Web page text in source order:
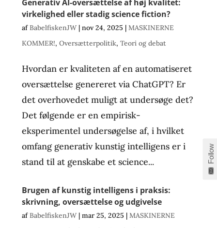
Generativ AI-oversættelse af høj kvalitet:
virkelighed eller stadig science fiction?
afBabelfiskenJW| nov 24, 2025 | MASKINERNE
KOMMER!, Oversætterpolitik, Teori og debat
Hvordan er kvaliteten af en automatiseret
oversættelse genereret via ChatGPT? Er
det overhovedet muligt at undersøge det?
Det følgende er en empirisk-
eksperimentel undersøgelse af, i hvilket
omfang generativ kunstig intelligens er i
stand til at genskabe et science...
Brugen af kunstig intelligens i praksis:
skrivning, oversættelse og udgivelse
afBabelfiskenJW| mar 25, 2025 | MASKINERNE
Follow